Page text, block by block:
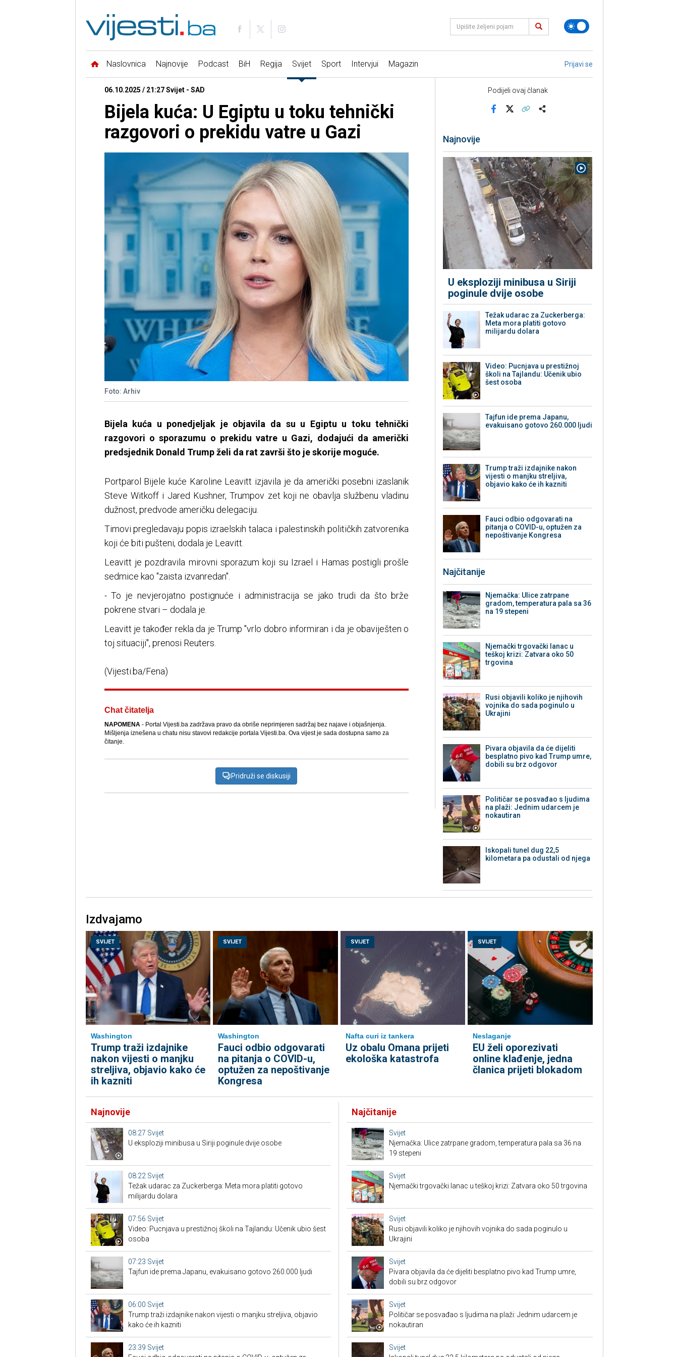
Naslovnica Najnovije Podcast BiH Regija Svijet Sport Intervjui Magazin Prijavi se
06.10.2025 / 21:27 Svijet - SAD
Bijela kuća: U Egiptu u toku tehnički
razgovori o prekidu vatre u Gazi
Foto: Arhiv
Bijela kuća u ponedjeljak je objavila da su u Egiptu u toku tehnički
razgovori o sporazumu o prekidu vatre u Gazi, dodajući da američki
predsjednik Donald Trump želi da rat završi što je skorije moguće.
Portparol Bijele kuće Karoline Leavitt izjavila je da američki posebni izaslanik
Steve Witkoff i Jared Kushner, Trumpov zet koji ne obavlja službenu vladinu
dužnost, predvode američku delegaciju.
Timovi pregledavaju popis izraelskih talaca i palestinskih političkih zatvorenika
koji će biti pušteni, dodala je Leavitt.
Leavitt je pozdravila mirovni sporazum koji su Izrael i Hamas postigli prošle
sedmice kao "zaista izvanredan".
- To je nevjerojatno postignuće i administracija se jako trudi da što brže
pokrene stvari – dodala je.
Leavitt je također rekla da je Trump "vrlo dobro informiran i da je obaviješten o
toj situaciji", prenosi Reuters.
(Vijesti.ba/Fena)
Chat čitatelja
NAPOMENA- Portal Vijesti.ba zadržava pravo da obriše neprimjeren sadržaj bez najave i objašnjenja.
Mišljenja iznešena u chatu nisu stavovi redakcije portala Vijesti.ba. Ova vijest je sada dostupna samo za
čitanje.
Pridruži se diskusiji
Podijeli ovaj članak
Najnovije
U eksploziji minibusa u Siriji
poginule dvije osobe
Težak udarac za Zuckerberga:
Meta mora platiti gotovo
milijardu dolara
Video: Pucnjava u prestižnoj
školi na Tajlandu: Učenik ubio
šest osoba
Tajfun ide prema Japanu,
evakuisano gotovo 260.000 ljudi
Trump traži izdajnike nakon
vijesti o manjku streljiva,
objavio kako će ih kazniti
Fauci odbio odgovarati na
pitanja o COVID-u, optužen za
nepoštivanje Kongresa
Najčitanije
Njemačka: Ulice zatrpane
gradom, temperatura pala sa 36
na 19 stepeni
Njemački trgovački lanac u
teškoj krizi: Zatvara oko 50
trgovina
Rusi objavili koliko je njihovih
vojnika do sada poginulo u
Ukrajini
Pivara objavila da će dijeliti
besplatno pivo kad Trump umre,
dobili su brz odgovor
Političar se posvađao s ljudima
na plaži: Jednim udarcem je
nokautiran
Iskopali tunel dug 22,5
kilometara pa odustali od njega
Izdvajamo
SVIJET
Washington
Trump traži izdajnike
nakon vijesti o manjku
streljiva, objavio kako će
ih kazniti
SVIJET
Washington
Fauci odbio odgovarati
na pitanja o COVID-u,
optužen za nepoštivanje
Kongresa
SVIJET
Nafta curi iz tankera
Uz obalu Omana prijeti
ekološka katastrofa
SVIJET
Neslaganje
EU želi oporezivati
online klađenje, jedna
članica prijeti blokadom
Najnovije
08:27 Svijet
U eksploziji minibusa u Siriji poginule dvije osobe
08:22 Svijet
Težak udarac za Zuckerberga: Meta mora platiti gotovo
milijardu dolara
07:56 Svijet
Video: Pucnjava u prestižnoj školi na Tajlandu: Učenik ubio šest
osoba
07:23 Svijet
Tajfun ide prema Japanu, evakuisano gotovo 260.000 ljudi
06:00 Svijet
Trump traži izdajnike nakon vijesti o manjku streljiva, objavio
kako će ih kazniti
23:39 Svijet
Najčitanije
Svijet
Njemačka: Ulice zatrpane gradom, temperatura pala sa 36 na
19 stepeni
Svijet
Njemački trgovački lanac u teškoj krizi: Zatvara oko 50 trgovina
Svijet
Rusi objavili koliko je njihovih vojnika do sada poginulo u
Ukrajini
Svijet
Pivara objavila da će dijeliti besplatno pivo kad Trump umre,
dobili su brz odgovor
Svijet
Političar se posvađao s ljudima na plaži: Jednim udarcem je
nokautiran
Svijet